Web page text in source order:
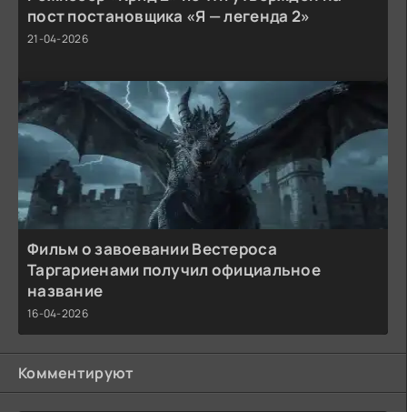
пост постановщика «Я — легенда 2»
21-04-2026
Фильм о завоевании Вестероса
Таргариенами получил официальное
название
16-04-2026
Комментируют